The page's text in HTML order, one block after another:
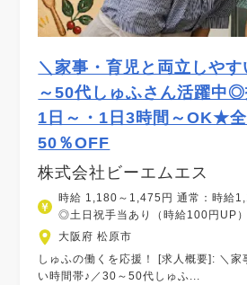
＼家事・育児と両立しや
～50代しゅふさん活躍中
1日～・1日3時間～OK★
50％OFF
株式会社ビーエムエス
時給 1,180～1,475円 通常：時給
◎土日祝手当あり（時給100円UP）
大阪府 松原市
しゅふの働くを応援！ [求人概要]: ＼家
い時間帯♪／30～50代しゅふ...